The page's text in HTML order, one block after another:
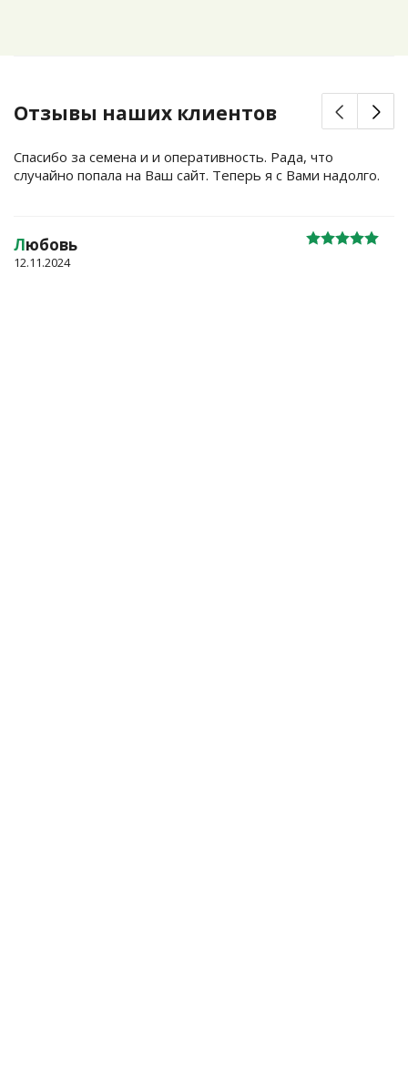
Отзывы наших клиентов
Спасибо за семена и и оперативность. Рада, что
случайно попала на Ваш сайт. Теперь я с Вами надолго.
Любовь
12.11.2024